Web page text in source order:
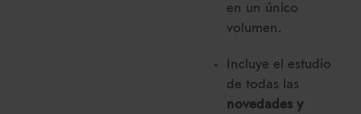
en un único
volumen.
Incluye el estudio
de todas las
novedades y